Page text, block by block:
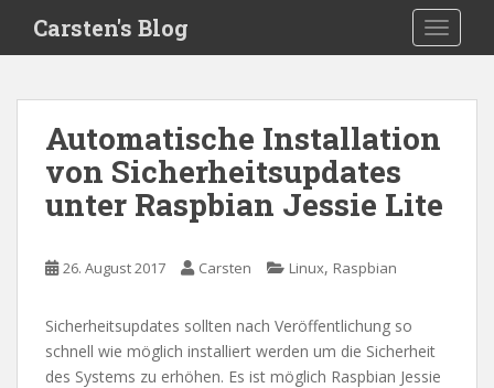
i
Carsten's Blog
Automatische Installation
von Sicherheitsupdates
unter Raspbian Jessie Lite
26. August 2017 Carsten Linux, Raspbian
Sicherheitsupdates sollten nach Veröffentlichung so
schnell wie möglich installiert werden um die Sicherheit
des Systems zu erhöhen. Es ist möglich Raspbian Jessie